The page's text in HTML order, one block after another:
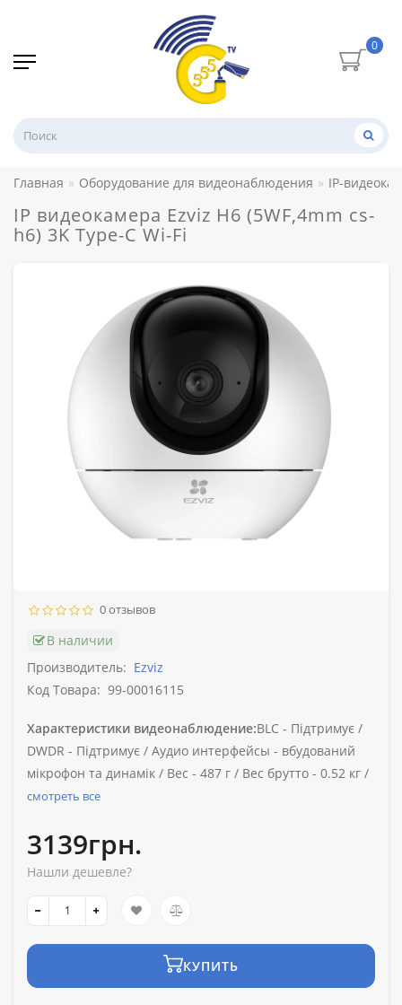
0
Главная Оборудование для видеонаблюдения IP-
IP видеокамера Ezviz H6 (5WF,4mm cs-
h6) 3K Type-C Wi-Fi
0 отзывов
В наличии
Производитель: Ezviz
Код Товара: 99-00016115
Характеристики видеонаблюдение:BLC - Підтримує /
DWDR - Підтримує / Аудио интерфейсы - вбудований
мікрофон та динамік / Вес - 487 г / Вес брутто - 0.52 кг /
смотреть все
3139грн.
Нашли дешевле?
КУПИТЬ